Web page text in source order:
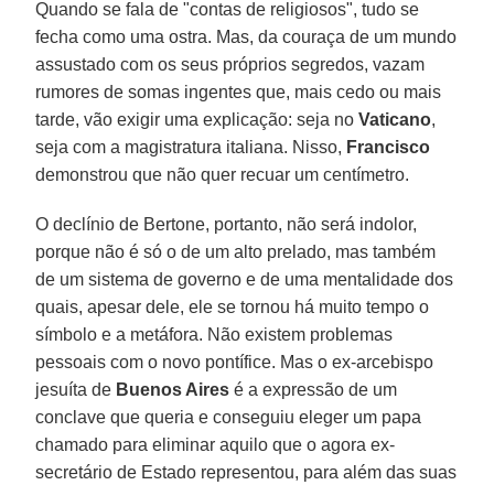
Quando se fala de "contas de religiosos", tudo se
fecha como uma ostra. Mas, da couraça de um mundo
assustado com os seus próprios segredos, vazam
rumores de somas ingentes que, mais cedo ou mais
tarde, vão exigir uma explicação: seja noVaticano,
seja com a magistratura italiana. Nisso, Francisco
demonstrou que não quer recuar um centímetro.
O declínio de Bertone, portanto, não será indolor,
porque não é só o de um alto prelado, mas também
de um sistema de governo e de uma mentalidade dos
quais, apesar dele, ele se tornou há muito tempo o
símbolo e a metáfora. Não existem problemas
pessoais com o novo pontífice. Mas o ex-arcebispo
jesuíta de Buenos Aires é a expressão de um
conclave que queria e conseguiu eleger um papa
chamado para eliminar aquilo que o agora ex-
secretário de Estado representou, para além das suas